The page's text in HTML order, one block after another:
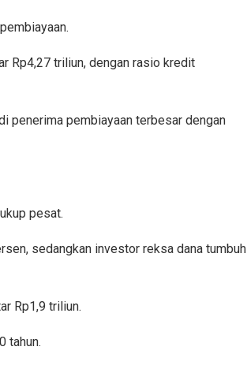
Rp4,27 triliun, dengan rasio kredit
penerima pembiayaan terbesar dengan
pesat.
sedangkan investor reksa dana tumbuh
Rp1,9 triliun.
tahun.